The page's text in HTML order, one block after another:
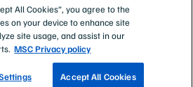
All Cookies”, you agree to the
on your device to enhance site
site usage, and assist in our
MSC Privacy policy
Accept All Cookies